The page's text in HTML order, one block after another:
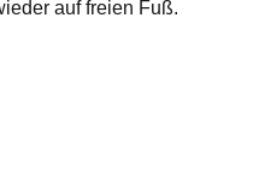
auf freien Fuß.